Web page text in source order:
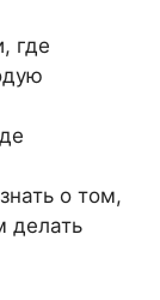
где
о том,
делать